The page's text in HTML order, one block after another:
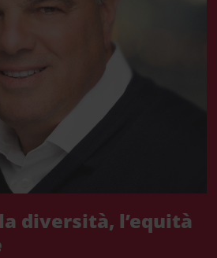
diversità, l’equità